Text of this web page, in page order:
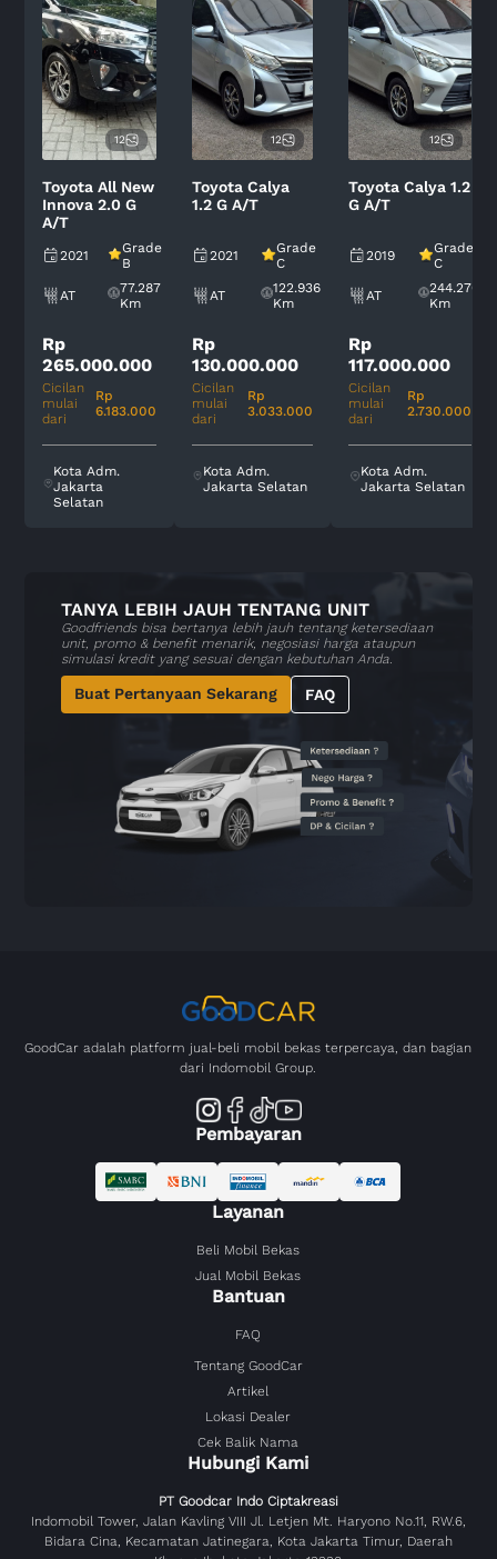
12
Toyota All New
Innova 2.0 G
A/T
2021
Grade
B
AT
77.287
Km
Rp
265.000.000
Cicilan
mulai
dari
Rp
6.183.000
Kota Adm.
Jakarta
Selatan
12
Toyota Calya
1.2 G A/T
2021
Grade
C
AT
122.936
Km
Rp
130.000.000
Cicilan
mulai
dari
Rp
3.033.000
Kota Adm.
Jakarta Selatan
12
Toyota Calya 1.2
G A/T
2019
Grade
C
AT
244.270
Km
Rp
117.000.000
Cicilan
mulai
dari
Rp
2.730.000
Kota Adm.
Jakarta Selatan
TANYA LEBIH JAUH TENTANG UNIT
Goodfriends bisa bertanya lebih jauh tentang ketersediaan
unit, promo & benefit menarik, negosiasi harga ataupun
simulasi kredit yang sesuai dengan kebutuhan Anda.
Buat Pertanyaan Sekarang FAQ
GoodCar adalah platform jual-beli mobil bekas terpercaya, dan bagian
dari Indomobil Group.
Pembayaran
Layanan
Beli Mobil Bekas
Jual Mobil Bekas
Bantuan
FAQ
Tentang GoodCar
Artikel
Lokasi Dealer
Cek Balik Nama
Hubungi Kami
PT Goodcar Indo Ciptakreasi
Indomobil Tower, Jalan Kavling VIII Jl. Letjen Mt. Haryono No.11, RW.6,
Bidara Cina, Kecamatan Jatinegara, Kota Jakarta Timur, Daerah